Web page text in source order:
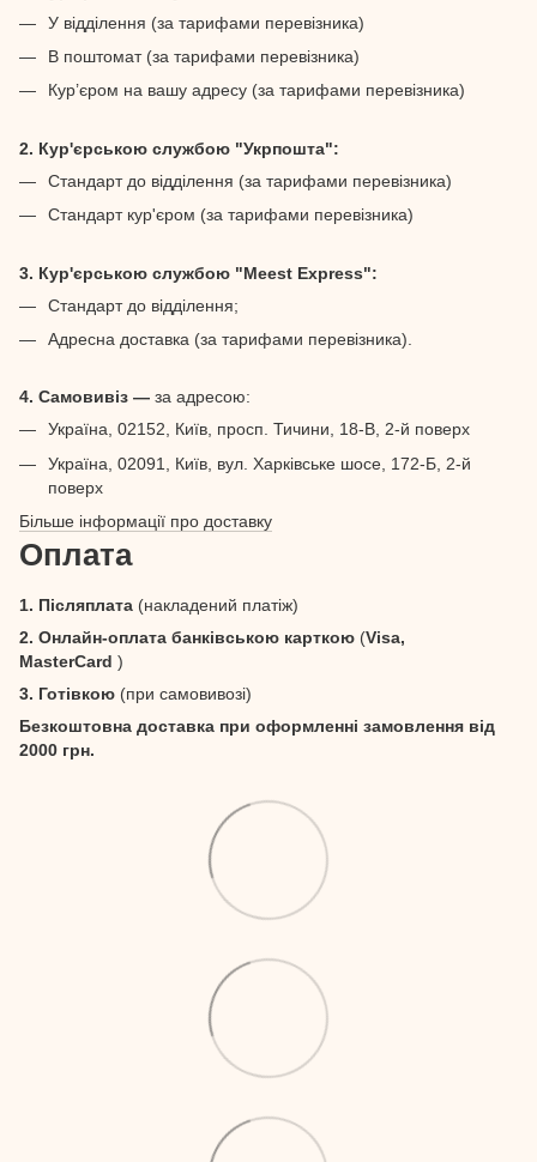
У відділення (за тарифами перевізника)
В поштомат (за тарифами перевізника)
Кур’єром на вашу адресу (за тарифами перевізника)
2. Кур'єрською службою "Укрпошта":
Стандарт до відділення (за тарифами перевізника)
Стандарт кур'єром (за тарифами перевізника)
3. Кур'єрською службою "Meest Express":
Стандарт до відділення;
Адресна доставка (за тарифами перевізника).
4. Самовивіз — за адресою:
Україна, 02152, Київ, просп. Тичини, 18-В, 2-й поверх
Україна, 02091, Київ, вул. Харківське шосе, 172-Б, 2-й
поверх
Більше інформації про доставку
Оплата
1. Післяплата (накладений платіж)
2. Онлайн-оплата банківською карткою (Visa,
MasterCard )
3. Готівкою (при самовивозі)
Безкоштовна доставка при оформленні замовлення від
2000 грн.